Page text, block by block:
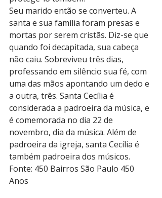
Seu marido então se converteu. A
santa e sua família foram presas e
mortas por serem cristãs. Diz-se que
quando foi decapitada, sua cabeça
não caiu. Sobreviveu três dias,
professando em silêncio sua fé, com
uma das mãos apontando um dedo e
a outra, três. Santa Cecília é
considerada a padroeira da música, e
é comemorada no dia 22 de
novembro, dia da música. Além de
padroeira da igreja, santa Cecília é
também padroeira dos músicos.
Fonte: 450 Bairros São Paulo 450
Anos